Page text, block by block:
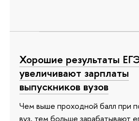
Хорошие результаты
увеличивают зарплаты
выпускников вузов
Чем выше проходной балл при
вуз, тем больше зарабатывают